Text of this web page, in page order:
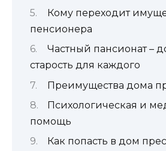
Кому переходит
пенсионера
Частный пансионат –
старость для каждого
Преимущества дома
Психологическая и
помощь
Как попасть в дом